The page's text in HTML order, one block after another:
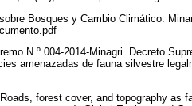
Bosques y Cambio Climático.
N.º 004-2014-Minagri. Decreto
amenazadas de fauna silvestre
forest cover, and topography as